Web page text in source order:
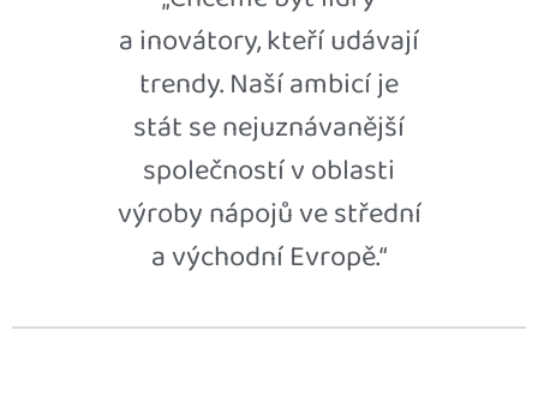
a inovátory, kteří udávají
trendy. Naší ambicí je
stát se nejuznávanější
společností v oblasti
výroby nápojů ve střední
a východní Evropě.“